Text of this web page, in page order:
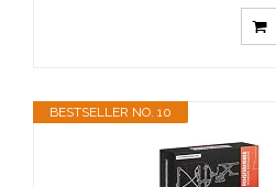
BESTSELLER NO. 10